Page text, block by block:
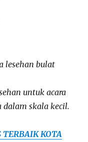
lesehan bulat
untuk acara
dalam skala kecil.
TERBAIK KOTA